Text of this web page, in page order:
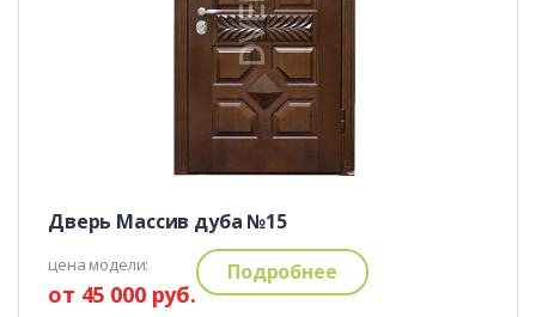
Дверь Массив дуба №15
цена модели:
от 45 000 руб.
Подробнее